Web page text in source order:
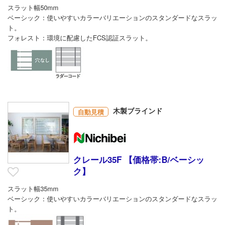
スラット幅50mm
ベーシック：使いやすいカラーバリエーションのスタンダードなスラッ
ト。
フォレスト：環境に配慮したFCS認証スラット。
自動見積 木製ブラインド
クレール35F 【価格帯:B/ベーシッ
ク】
スラット幅35mm
ベーシック：使いやすいカラーバリエーションのスタンダードなスラッ
ト。